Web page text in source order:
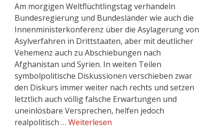
Am morgigen Weltflüchtlingstag verhandeln
Bundesregierung und Bundesländer wie auch die
Innenministerkonferenz über die Asylagerung von
Asylverfahren in Drittstaaten, aber mit deutlicher
Vehemenz auch zu Abschiebungen nach
Afghanistan und Syrien. In weiten Teilen
symbolpolitische Diskussionen verschieben zwar
den Diskurs immer weiter nach rechts und setzen
letztlich auch völlig falsche Erwartungen und
uneinlösbare Versprechen, helfen jedoch
realpolitisch … Weiterlesen